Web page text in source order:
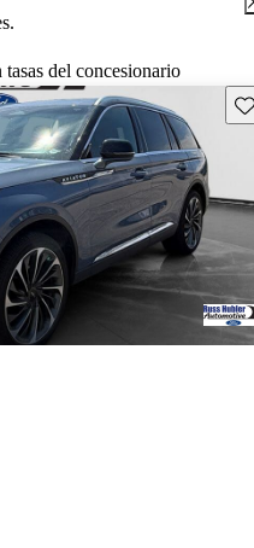
del concesionario